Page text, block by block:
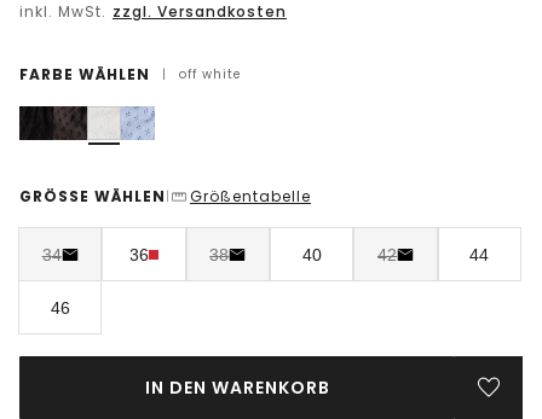
inkl. MwSt. zzgl. Versandkosten
FARBE WÄHLEN | off white
GRÖSSE WÄHLEN | Größentabelle
34 36 38 40 42 44
46
IN DEN WARENKORB